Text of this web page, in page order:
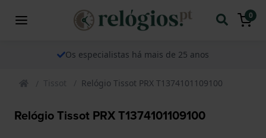
0
Os especialistas há mais de 25 anos
Tissot Relógio Tissot PRX T1374101109100
Relógio Tissot PRX T1374101109100